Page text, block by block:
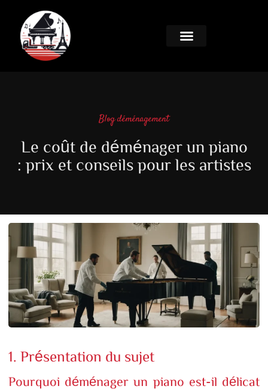
Blog déménagement
Le coût de déménager un piano
: prix et conseils pour les artistes
1. Présentation du sujet
Pourquoi déménager un piano est-il délicat